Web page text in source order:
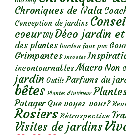
Chroniques de Nala
Conception de jardins
coeur DIY Déco jardin
des plantes Garden faux pas
Grimpantes Insectes
incontournables Macro Non
jardin Outils Parfums du
bêtes Plantes d’intérieur
Potager Que voyez-vous?
Rosiers Rétrospective
Visites de jardins